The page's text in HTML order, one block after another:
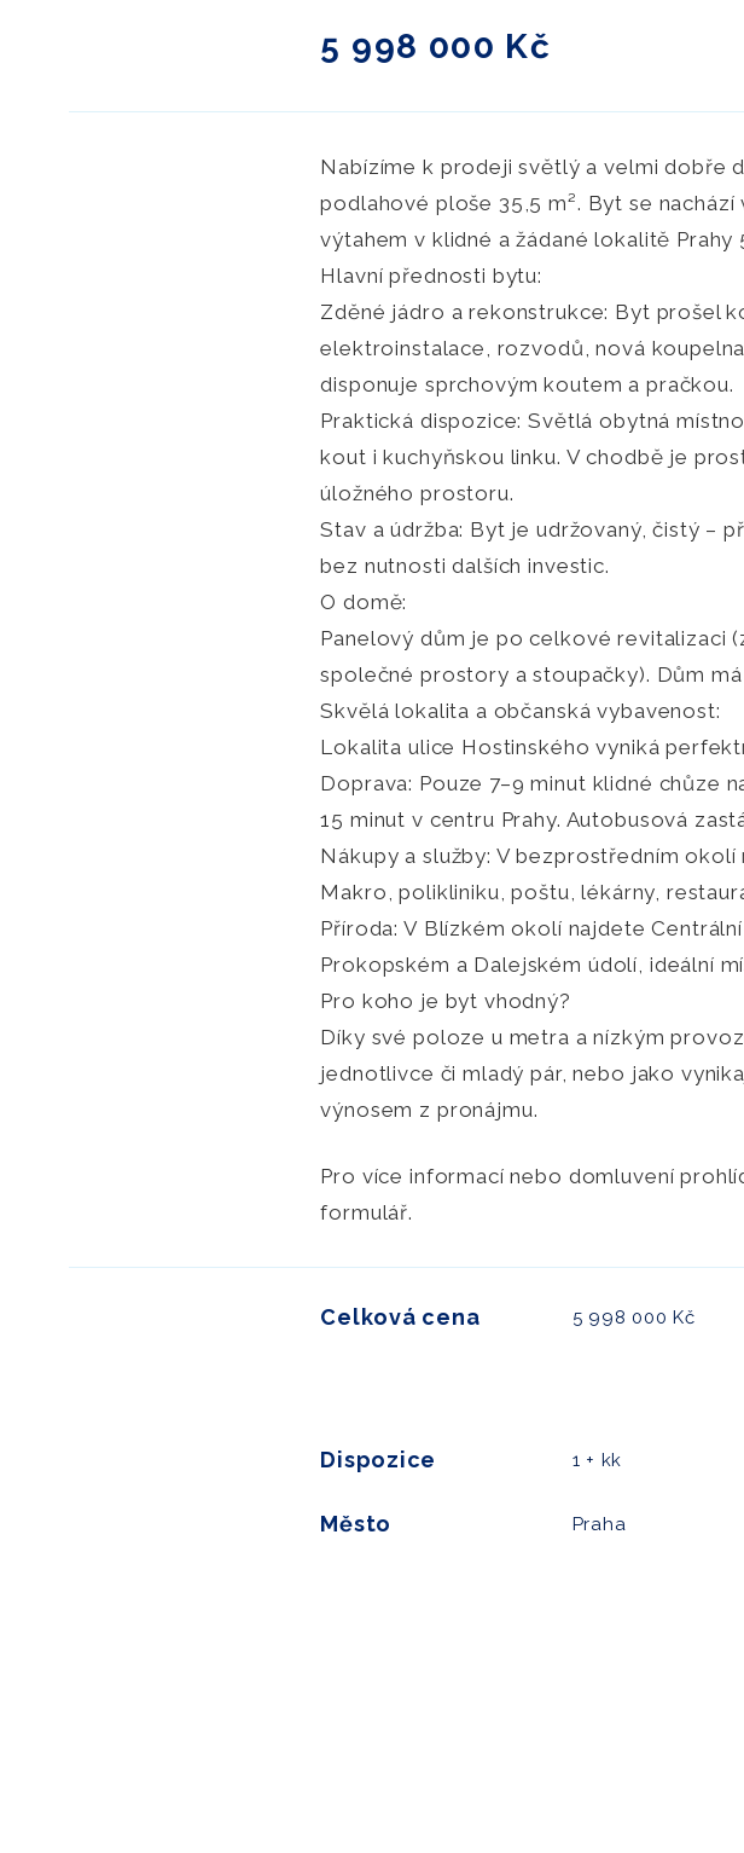
5 998 000 Kč
Nabízíme k prodeji světlý a velmi dobře
podlahové ploše 35,5 m². Byt se
výtahem v klidné a žádané lokalitě Prahy
Hlavní přednosti bytu:
Zděné jádro a rekonstrukce: Byt prošel
elektroinstalace, rozvodů, nová
disponuje sprchovým koutem a pračkou.
Praktická dispozice: Světlá obytná
kout i kuchyňskou linku. V chodbě je
úložného prostoru.
Stav a údržba: Byt je udržovaný, čistý –
bez nutnosti dalších investic.
O domě:
Panelový dům je po celkové revitalizaci
společné prostory a stoupačky). Dům
Skvělá lokalita a občanská vybavenost:
Lokalita ulice Hostinského vyniká
Doprava: Pouze 7–9 minut klidné chůze
15 minut v centru Prahy. Autobusová
Nákupy a služby: V bezprostředním
Makro, polikliniku, poštu, lékárny,
Příroda: V Blízkém okolí najdete
Prokopském a Dalejském údolí, ideální
Pro koho je byt vhodný?
Díky své poloze u metra a nízkým
jednotlivce či mladý pár, nebo jako
výnosem z pronájmu.
Pro více informací nebo domluvení
formulář.
Celková cena 5 998 000 Kč
Dispozice 1 + kk
Město Praha